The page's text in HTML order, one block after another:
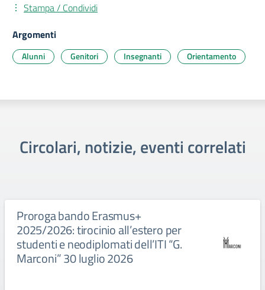
Stampa / Condividi
Argomenti
Alunni Genitori Insegnanti Orientamento
Circolari, notizie, eventi correlati
Proroga bando Erasmus+
2025/2026: tirocinio all’estero per
studenti e neodiplomati dell’ITI “G.
Marconi” 30 luglio 2026